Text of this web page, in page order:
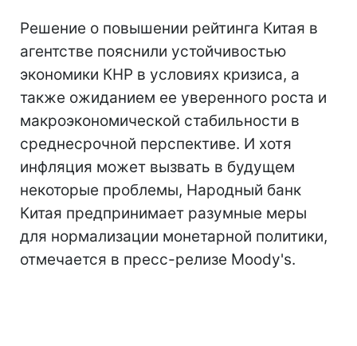
Решение о повышении рейтинга Китая в
агентстве пояснили устойчивостью
экономики КНР в условиях кризиса, а
также ожиданием ее уверенного роста и
макроэкономической стабильности в
среднесрочной перспективе. И хотя
инфляция может вызвать в будущем
некоторые проблемы, Народный банк
Китая предпринимает разумные меры
для нормализации монетарной политики,
отмечается в пресс-релизе Moody's.